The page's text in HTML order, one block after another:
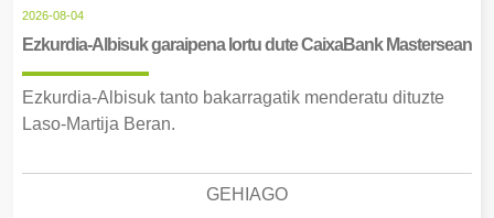
2026-08-04
Ezkurdia-Albisuk garaipena lortu dute CaixaBank Mastersean
Ezkurdia-Albisuk tanto bakarragatik menderatu dituzte
Laso-Martija Beran.
GEHIAGO